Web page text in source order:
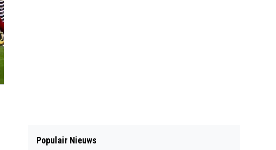
Populair Nieuws